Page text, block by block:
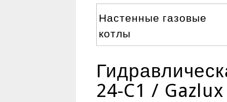
Настенные газовые
котлы
24-C1 /